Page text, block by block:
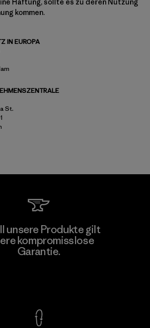
kommen.
IN EUROPA
St.
unsere Produkte gilt
kompromisslose
Garantie.